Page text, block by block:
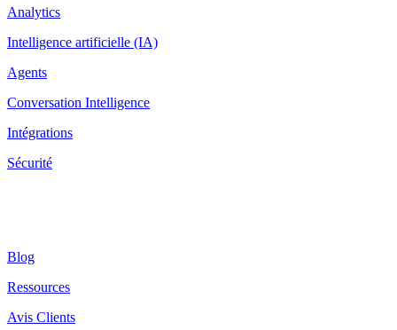
Analytics
Intelligence artificielle (IA)
Agents
Conversation Intelligence
Intégrations
Sécurité
Blog
Ressources
Avis Clients